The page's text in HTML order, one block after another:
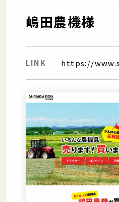
嶋田農機様
LINK https://